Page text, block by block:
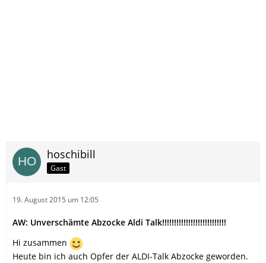
hoschibill
Gast
19. August 2015 um 12:05
AW: Unverschämte Abzocke Aldi Talk!!!!!!!!!!!!!!!!!!!!!!!!!!!
Hi zusammen
Heute bin ich auch Opfer der ALDI-Talk Abzocke geworden.